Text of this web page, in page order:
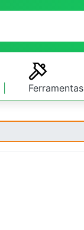
Ferramentas